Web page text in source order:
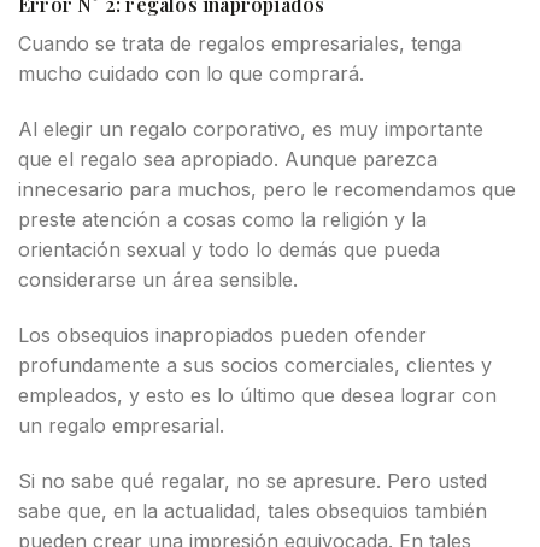
Cuando se trata de regalos empresariales, tenga
mucho cuidado con lo que comprará.
Al elegir un regalo corporativo, es muy importante
que el regalo sea apropiado. Aunque parezca
innecesario para muchos, pero le recomendamos que
preste atención a cosas como la religión y la
orientación sexual y todo lo demás que pueda
considerarse un área sensible.
Los obsequios inapropiados pueden ofender
profundamente a sus socios comerciales, clientes y
empleados, y esto es lo último que desea lograr con
un regalo empresarial.
Si no sabe qué regalar, no se apresure. Pero usted
sabe que, en la actualidad, tales obsequios también
pueden crear una impresión equivocada. En tales